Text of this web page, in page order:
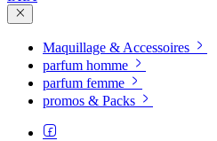
Maquillage & Accessoires
parfum homme
parfum femme
promos & Packs